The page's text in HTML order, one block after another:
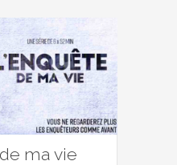
ma vie